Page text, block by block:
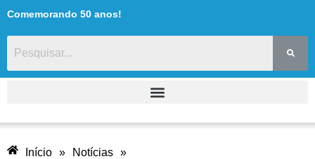
Comemorando 50 anos!
Início » Notícias »